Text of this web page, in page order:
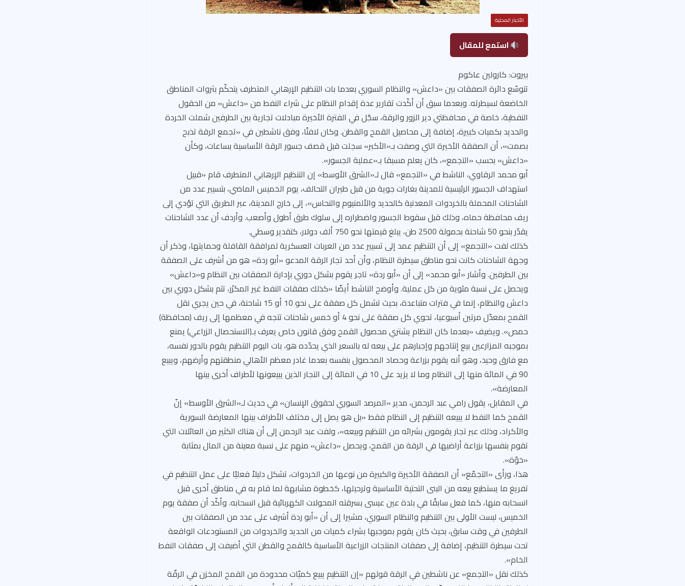
الأخبار المحلية
استمع للمقال
بيروت: كارولين عاكوم
تتوسّع دائرة الصفقات بين «داعش» والنظام السوري بعدما بات التنظيم الإرهابي المتطرف يتحكّم بثروات المناطق
الخاضعة لسيطرته. وبعدما سبق أن أكّدت تقارير عدة إقدام النظام على شراء النفط من «داعش» من الحقول
النفطية، خاصة في محافظتي دير الزور والرقة، سجّل في الفترة الأخيرة مبادلات تجارية بين الطرفين شملت الخردة
والحديد بكميات كبيرة، إضافة إلى محاصيل القمح والقطن. وكان لافتًا، وفق ناشطين في «تجمع الرقة تذبح
بصمت»، أن الصفقة الأخيرة التي وصفت بـ«الأكبر» سجلت قبل قصف جسور الرقة الأساسية بساعات، وكأن
«داعش» بحسب «التجمع»، كان يعلم مسبقا بـ«عملية الجسور».
أبو محمد الرقاوي، الناشط في «التجمع» قال لـ«الشرق الأوسط» إن التنظيم الإرهابي المتطرف قام «قبيل
استهداف الجسور الرئيسية للمدينة بغارات جوية من قبل طيران التحالف، يوم الخميس الماضي، بتسيير عدد من
الشاحنات المحملة بالخردوات المعدنية كالحديد والألمنيوم والنحاس»، إلى خارج المدينة، عبر الطريق التي تؤدي إلى
ريف محافظة حماه، وذلك قبل سقوط الجسور واضطراره إلى سلوك طرق أطول وأصعب. وأردف أن عدد الشاحنات
يقدّر بنحو 50 شاحنة بحمولة 2500 طن، يبلغ قيمتها نحو 750 ألف دولار، كتقدير وسطي.
كذلك لفت «التجمع» إلى أن التنظيم عمد إلى تسيير عدد من العربات العسكرية لمرافقة القافلة وحمايتها، وذكر أن
وجهة الشاحنات كانت نحو مناطق سيطرة النظام، وأن أحد تجار الرقة المدعو «أبو ردة» هو من أشرف على الصفقة
بين الطرفين. وأشار «أبو محمد» إلى أن «أبو ردة» تاجر يقوم بشكل دوري بإدارة الصفقات بين النظام و«داعش»
ويحصل على نسبة مئوية من كل عملية. وأوضح الناشط أيضًا «كذلك صفقات النفط غير المكرّر، تتم بشكل دوري بين
داعش والنظام، إنما في فترات متباعدة، بحيث تشمل كل صفقة على نحو 10 أو 15 شاحنة، في حين يجري نقل
القمح بمعدّل مرتين أسبوعيا، تحوي كل صفقة على نحو 4 أو خمس شاحنات تتجه في معظمها إلى ريف (محافظة)
حمص». ويضيف «بعدما كان النظام يشتري محصول القمح وفق قانون خاص يعرف بـ(الاستحصال الزراعي) يمنع
بموجبه المزارعين بيع إنتاجهم وإجبارهم على بيعه له بالسعر الذي يحدّده هو، بات اليوم التنظيم يقوم بالدور نفسه،
مع فارق وحيد، وهو أنه يقوم بزراعة وحصاد المحصول بنفسه بعدما غادر معظم الأهالي منطقتهم وأرضهم، ويبيع
90 في المائة منها إلى النظام وما لا يزيد على 10 في المائة إلى التجار الذين يبيعونها لأطراف أخرى بينها
المعارضة».
في المقابل، يقول رامي عبد الرحمن، مدير «المرصد السوري لحقوق الإنسان» في حديث لـ«الشرق الأوسط» إنّ
القمح كما النفط لا يبيعه التنظيم إلى النظام فقط «بل هو يصل إلى مختلف الأطراف بينها المعارضة السورية
والأكراد، وذلك عبر تجار يقومون بشرائه من التنظيم وبيعه»، ولفت عبد الرحمن إلى أن هناك الكثير من العائلات التي
تقوم بنفسها بزراعة أراضيها في الرقة من القمح، ويحصل «داعش» منهم على نسبة معينة من المال بمثابة
«خوّة».
هذا، ورأى «التجمّع» أن الصفقة الأخيرة والكبيرة من نوعها من الخردوات، تشكل دليلاً فعليًا على عمل التنظيم في
تفريغ ما يستطيع بيعه من البنى التحتية الأساسية وترحيلها، كخطوة مشابهة لما قام به في مناطق أخرى قبل
انسحابه منها، كما فعل سابقًا في بلدة عين عيسى بسرقته المحولات الكهربائية قبل انسحابه. وأكّد أن صفقة يوم
الخميس، ليست الأولى بين التنظيم والنظام السوري، مشيرا إلى أن «أبو ردة أشرف على عدد من الصفقات بين
الطرفين في وقت سابق، بحيث كان يقوم بموجبها بشراء كميات من الحديد والخردوات من المستودعات الواقعة
تحت سيطرة التنظيم، إضافة إلى صفقات المنتجات الزراعية الأساسية كالقمح والقطن التي أضيفت إلى صفقات النفط
الخام».
كذلك نقل «التجمع» عن ناشطين في الرقة قولهم «إن التنظيم يبيع كميّات محدودة من القمح المخزن في الرقّة